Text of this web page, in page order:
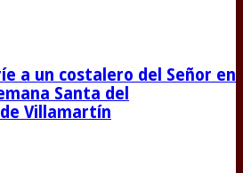
a un costalero del Señor en
Santa del
Villamartín